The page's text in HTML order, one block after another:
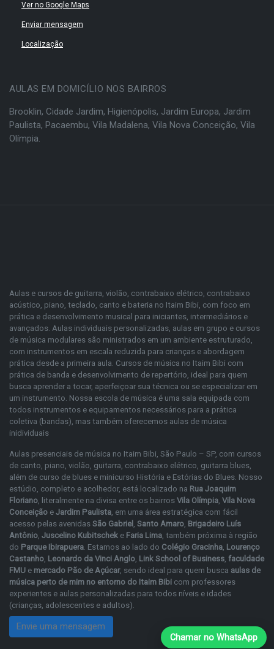
Ver no Google Maps
Enviar mensagem
Localização
AULAS EM DOMICÍLIO NOS BAIRROS
Brooklin, Cidade Jardim, Higienópolis, Jardim Europa, Jardim
Paulista, Pacaembu, Vila Madalena, Vila Nova Conceição, Vila
Olímpia
Chamar no WhatsApp
Aulas e cursos de guitarra, violão, contrabaixo elétrico, contrabaixo
acústico, piano, teclado, canto e bateria no Itaim Bibi, com foco em
prática e desenvolvimento musical para iniciantes, intermediários e
avançados. Aulas individuais personalizadas, aulas em grupo e cursos
de música modulares são ministrados em um ambiente estruturado,
com instrumentos em escala reduzida para crianças e abordagem
prática desde a primeira aula. Cursos de música no Itaim Bibi com
prática de banda e desenvolvimento de repertório, ideal para quem
busca aprender a tocar, aperfeiçoar sua técnica ou se especializar em
um instrumento. Nossa escola de música é uma sala equipada com
todos instrumentos e equipamentos necessários para a prática
coletiva (bandas), mas também oferecemos aulas de música
inidividuais
Aulas presenciais de música no Itaim Bibi, São Paulo – SP, com cursos
de canto, piano, violão, guitarra, contrabaixo elétrico, guitarra blues,
além de curso de blues e minicurso História e Estórias do Blues. Nosso
estúdio, completo e acolhedor, está localizado na Rua Joaquim
Floriano, literalmente na divisa entre os bairros Vila Olímpia, Vila Nova
Conceição e Jardim Paulista, em uma área estratégica com fácil
acesso pelas avenidas São Gabriel , Santo Amaro, Brigadeiro Luís
Antônio, Juscelino Kubitschek e Faria Lima, também próxima à região
do Parque Ibirapuera. Estamos ao lado do Colégio Gracinha, Lourenço
Castanho, Leonardo da Vinci Anglo, Link School of Business, faculdade
FMU e mercado Pão de Açúcar, sendo ideal para quem busca aulas de
música perto de mim no entorno do Itaim Bibi com professores
experientes e aulas personalizadas para todos níveis e idades
(crianças, adolescentes e adultos).
Envie uma mensagem